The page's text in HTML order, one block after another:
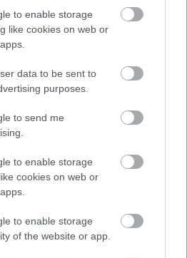
to enable storage
like cookies on web or
data to be sent to
purposes.
to send me
to enable storage
cookies on web or
to enable storage
of the website or app.